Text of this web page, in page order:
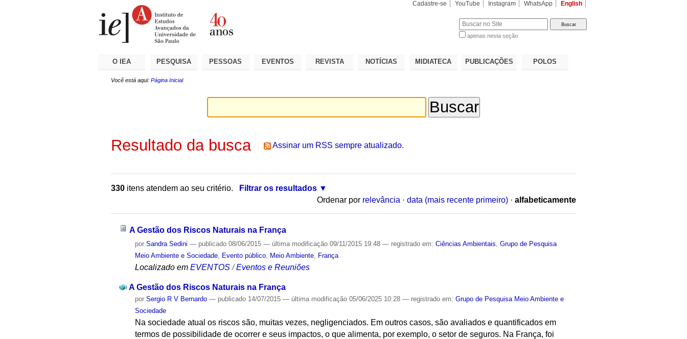
Cadastre-se YouTube Instagram WhatsApp English
apenas nesta seção
O IEA PESQUISA PESSOAS EVENTOS REVISTA NOTÍCIAS MIDIATECA PUBLICAÇÕES POLOS
Você está aqui: Página Inicial
Resultado da busca Assinar um RSS sempre atualizado.
330 itens atendem ao seu critério.
Filtrar os resultados
Ordenar por relevância · data (mais recente primeiro) · alfabeticamente
A Gestão dos Riscos Naturais na França
porSandra Sedini — publicado 08/06/2015— última modificação 09/11/2015 19:48— registrado em:Ciências Ambientais ,Grupo de Pesquisa
Meio Ambiente e Sociedade
Evento público Meio Ambiente França
Localizado em EVENTOS /Eventos e Reuniões
A Gestão dos Riscos Naturais na França
porSergio R V Bernardo — publicado 14/07/2015— última modificação 05/06/2025 10:28— registrado em:Grupo de Pesquisa Meio Ambiente e
Sociedade
Na sociedade atual os riscos são, muitas vezes, negligenciados. Em outros casos, são avaliados e quantificados em
termos de possibilidade de ocorrer e seus impactos, o que alimenta, por exemplo, o setor de seguros. Na França, foi